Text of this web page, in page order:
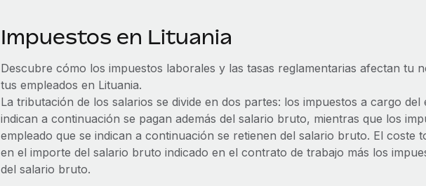
Impuestos en Lituania
Descubre cómo los impuestos laborales y las tasas reglamentarias afectan tu
tus empleados en Lituania.
La tributación de los salarios se divide en dos partes: los impuestos a cargo del
indican a continuación se pagan además del salario bruto, mientras que los
empleado que se indican a continuación se retienen del salario bruto. El coste
en el importe del salario bruto indicado en el contrato de trabajo más los
del salario bruto.